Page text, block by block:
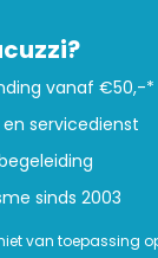
vanaf €50,-*
servicedienst
sinds 2003
van toepassing